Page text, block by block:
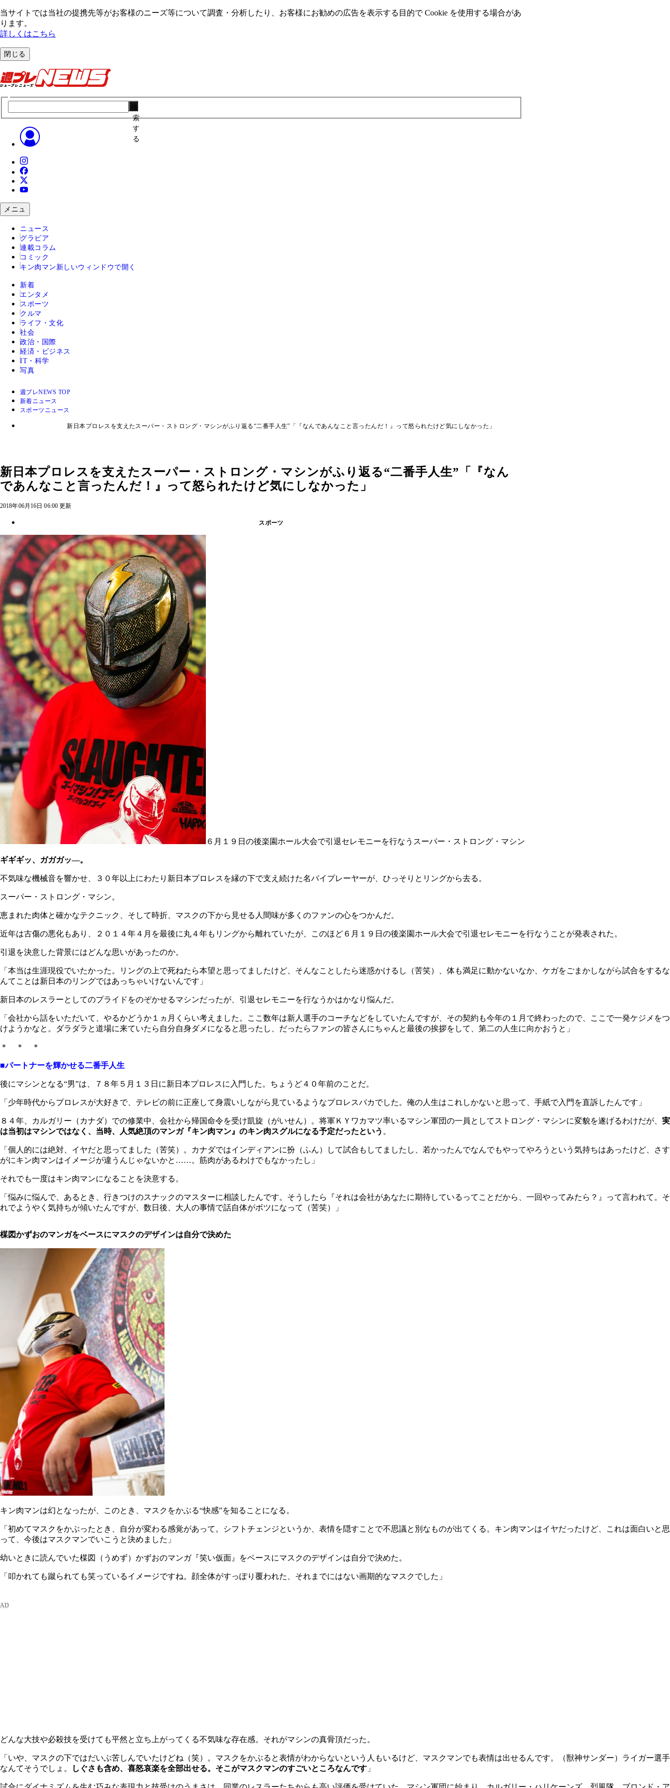
当サイトでは当社の提携先等がお客様のニーズ等について調査・分析したり、お客様にお勧めの広告を表⽰する⽬的で Cookie を使⽤する場合があ
ります。
詳しくはこちら
閉じる
索
す
る
メニュ
ニュース
グラビア
連載コラム
コミック
キン肉マン 新しいウィンドウで開く
新着
エンタメ
スポーツ
クルマ
ライフ・文化
社会
政治・国際
経済・ビジネス
IT・科学
写真
週プレNEWS TOP
新着ニュース
スポーツニュース
新日本プロレスを支えたスーパー・ストロング・マシンがふり返る“二番手人生”「『なんであんなこと言ったんだ！』って怒られたけど気にしなかった」
新日本プロレスを支えたスーパー・ストロング・マシンがふり返る“二番手人生”「『なん
であんなこと言ったんだ！』って怒られたけど気にしなかった」
2018年06月16日 06:00 更新
スポーツ
６月１９日の後楽園ホール大会で引退セレモニーを行なうスーパー・ストロング・マシン
ギギギッ、ガガガッ―。
不気味な機械音を響かせ、３０年以上にわたり新日本プロレスを縁の下で支え続けた名バイプレーヤーが、ひっそりとリングから去る。
スーパー・ストロング・マシン。
恵まれた肉体と確かなテクニック、そして時折、マスクの下から見せる人間味が多くのファンの心をつかんだ。
近年は古傷の悪化もあり、２０１４年４月を最後に丸４年もリングから離れていたが、このほど６月１９日の後楽園ホール大会で引退セレモニーを行なうことが発表された。
引退を決意した背景にはどんな思いがあったのか。
「本当は生涯現役でいたかった。リングの上で死ねたら本望と思ってましたけど、そんなことしたら迷惑かけるし（苦笑）、体も満足に動かないなか、ケガをごまかしながら試合をするな
んてことは新日本のリングではあっちゃいけないんです」
新日本のレスラーとしてのプライドをのぞかせるマシンだったが、引退セレモニーを行なうかはかなり悩んだ。
「会社から話をいただいて、やるかどうか１ヵ月くらい考えました。ここ数年は新人選手のコーチなどをしていたんですが、その契約も今年の１月で終わったので、ここで一発ケジメをつ
けようかなと。ダラダラと道場に来ていたら自分自身ダメになると思ったし、だったらファンの皆さんにちゃんと最後の挨拶をして、第二の人生に向かおうと」
＊ ＊ ＊
■パートナーを輝かせる二番手人生
後にマシンとなる“男”は、７８年５月１３日に新日本プロレスに入門した。ちょうど４０年前のことだ。
「少年時代からプロレスが大好きで、テレビの前に正座して身震いしながら見ているようなプロレスバカでした。俺の人生はこれしかないと思って、手紙で入門を直訴したんです」
８４年、カルガリー（カナダ）での修業中、会社から帰国命令を受け凱旋（がいせん）。将軍ＫＹワカマツ率いるマシン軍団の一員としてストロング・マシンに変貌を遂げるわけだが、 実
は当初はマシンではなく、当時、人気絶頂のマンガ『キン肉マン』のキン肉スグルになる予定だったという 。
「個人的には絶対、イヤだと思ってました（苦笑）。カナダではインディアンに扮（ふん）して試合もしてましたし、若かったんでなんでもやってやろうという気持ちはあったけど、さす
がにキン肉マンはイメージが違うんじゃないかと……。筋肉があるわけでもなかったし」
それでも一度はキン肉マンになることを決意する。
「悩みに悩んで、あるとき、行きつけのスナックのマスターに相談したんです。そうしたら『それは会社があなたに期待しているってことだから、一回やってみたら？』って言われて。そ
れでようやく気持ちが傾いたんですが、数日後、大人の事情で話自体がボツになって（苦笑）」
楳図かずおのマンガをベースにマスクのデザインは自分で決めた
キン肉マンは幻となったが、このとき、マスクをかぶる“快感”を知ることになる。
「初めてマスクをかぶったとき、自分が変わる感覚があって。シフトチェンジというか、表情を隠すことで不思議と別なものが出てくる。キン肉マンはイヤだったけど、これは面白いと思
って、今後はマスクマンでいこうと決めました」
幼いときに読んでいた楳図（うめず）かずおのマンガ『笑い仮面』をベースにマスクのデザインは自分で決めた。
「叩かれても蹴られても笑っているイメージですね。顔全体がすっぽり覆われた、それまでにはない画期的なマスクでした」
どんな大技や必殺技を受けても平然と立ち上がってくる不気味な存在感。それがマシンの真骨頂だった。
「いや、マスクの下ではだいぶ苦しんでいたけどね（笑）。マスクをかぶると表情がわからないという人もいるけど、マスクマンでも表情は出せるんです。（獣神サンダー）ライガー選手
なんてそうでしょ。
しぐさも含め、喜怒哀楽を全部出せる。そこがマスクマンのすごいところなんです 」